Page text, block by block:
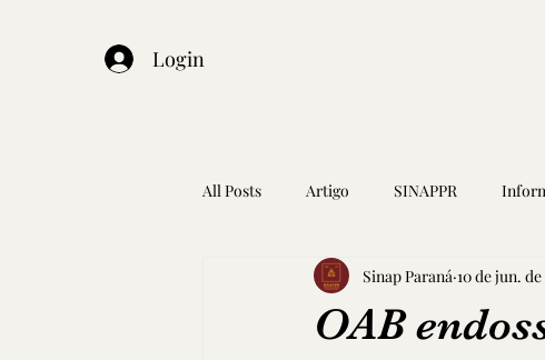
Login
All Posts Artigo SINAPPR
OAB
Sinap Paraná 10 de jun. de